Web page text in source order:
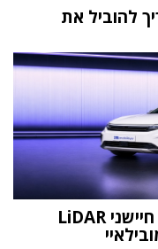
להוביל את
אינוויז צופה ביקוש לכ-160 אלף חיישני LiDAR